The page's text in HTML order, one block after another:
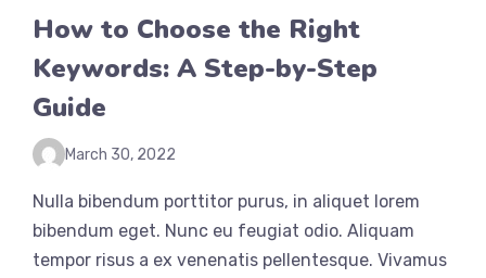
How to Choose the Right
Keywords: A Step-by-Step
Guide
March 30, 2022
Nulla bibendum porttitor purus, in aliquet lorem
bibendum eget. Nunc eu feugiat odio. Aliquam
tempor risus a ex venenatis pellentesque. Vivamus